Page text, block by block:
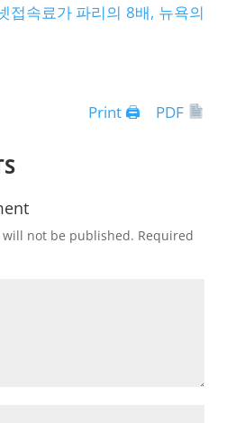
접속료가 파리의 8배, 뉴욕의
Print 🖨 PDF
not be published. Required